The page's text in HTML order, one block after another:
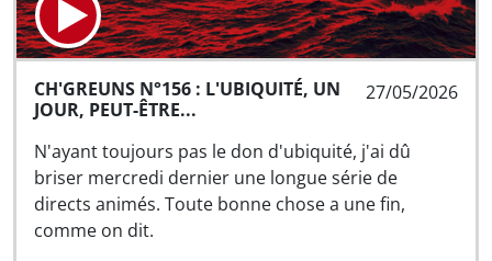
27/05/2026
CH'GREUNS N°156 : L'UBIQUITÉ, UN
JOUR, PEUT-ÊTRE...
N'ayant toujours pas le don d'ubiquité, j'ai dû
briser mercredi dernier une longue série de
directs animés. Toute bonne chose a une fin,
comme on dit.